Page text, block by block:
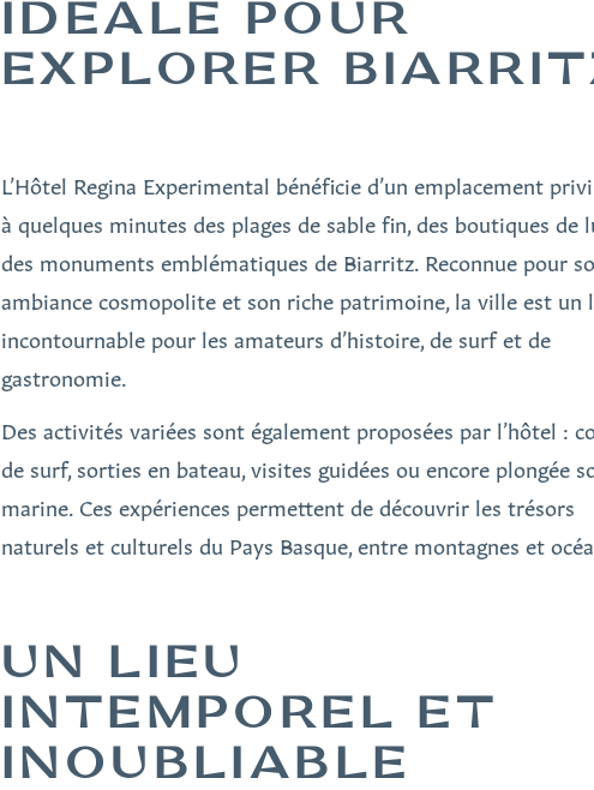
IDÉALE POUR
EXPLORER
L’Hôtel Regina Experimental bénéficie d’un emplacement
à quelques minutes des plages de sable fin, des boutiques de
des monuments emblématiques de Biarritz. Reconnue pour
ambiance cosmopolite et son riche patrimoine, la ville est un
incontournable pour les amateurs d’histoire, de surf et de
gastronomie.
Des activités variées sont également proposées par l’hôtel :
de surf, sorties en bateau, visites guidées ou encore plongée
marine. Ces expériences permettent de découvrir les trésors
naturels et culturels du Pays Basque, entre montagnes et
UN LIEU
INTEMPOREL ET
INOUBLIABLE